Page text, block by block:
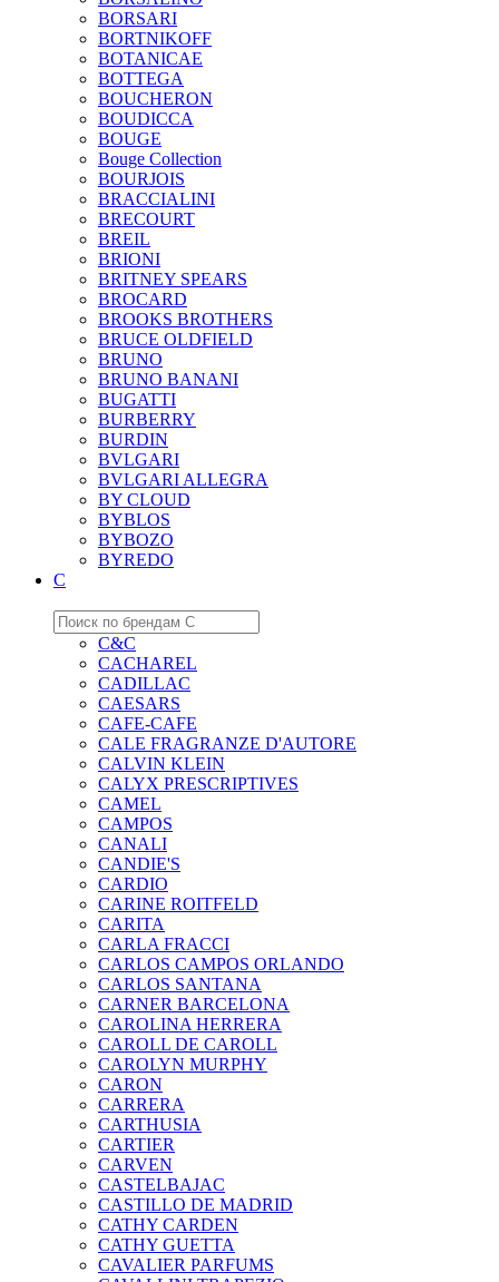
BORSARI
BORTNIKOFF
BOTANICAE
BOTTEGA
BOUCHERON
BOUDICCA
BOUGE
Bouge Collection
BOURJOIS
BRACCIALINI
BRECOURT
BREIL
BRIONI
BRITNEY SPEARS
BROCARD
BROOKS BROTHERS
BRUCE OLDFIELD
BRUNO
BRUNO BANANI
BUGATTI
BURBERRY
BURDIN
BVLGARI
BVLGARI ALLEGRA
BY CLOUD
BYBLOS
BYBOZO
BYREDO
C
C&C
CACHAREL
CADILLAC
CAESARS
CAFE-CAFE
CALE FRAGRANZE D'AUTORE
CALVIN KLEIN
CALYX PRESCRIPTIVES
CAMEL
CAMPOS
CANALI
CANDIE'S
CARDIO
CARINE ROITFELD
CARITA
CARLA FRACCI
CARLOS CAMPOS ORLANDO
CARLOS SANTANA
CARNER BARCELONA
CAROLINA HERRERA
CAROLL DE CAROLL
CAROLYN MURPHY
CARON
CARRERA
CARTHUSIA
CARTIER
CARVEN
CASTELBAJAC
CASTILLO DE MADRID
CATHY CARDEN
CATHY GUETTA
CAVALIER PARFUMS